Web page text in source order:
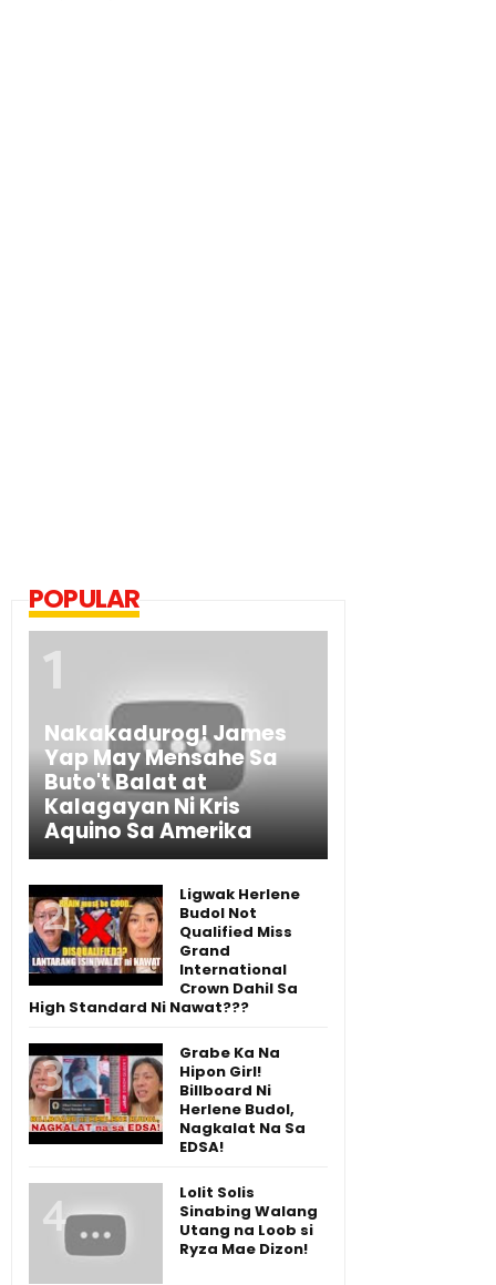
POPULAR
Nakakadurog! James
Yap May Mensahe Sa
Buto't Balat at
Kalagayan Ni Kris
Aquino Sa Amerika
Ligwak Herlene
Budol Not
Qualified Miss
Grand
International
Crown Dahil Sa
High Standard Ni Nawat???
Grabe Ka Na
Hipon Girl!
Billboard Ni
Herlene Budol,
Nagkalat Na Sa
EDSA!
Lolit Solis
Sinabing Walang
Utang na Loob si
Ryza Mae Dizon!